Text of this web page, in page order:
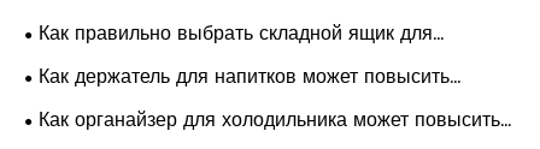
преобразить ваш дом?
Как правильно выбрать складной ящик для
кемпинга для нужд на открытом воздухе
Как держатель для напитков может повысить
удобство в повседневной жизни?
Как органайзер для холодильника может повысить